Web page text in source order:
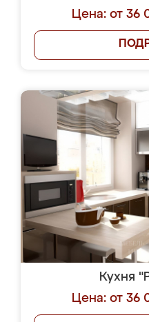
Цена: от 36
Кухня
Цена: от 36